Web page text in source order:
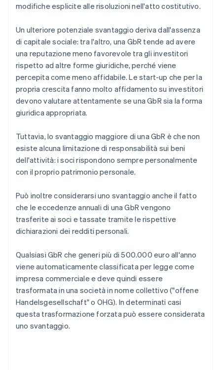
modifiche esplicite alle risoluzioni nell'atto costitutivo.
Un ulteriore potenziale svantaggio deriva dall'assenza
di capitale sociale: tra l'altro, una GbR tende ad avere
una reputazione meno favorevole tra gli investitori
rispetto ad altre forme giuridiche, perché viene
percepita come meno affidabile. Le start-up che per la
propria crescita fanno molto affidamento su investitori
devono valutare attentamente se una GbR sia la forma
giuridica appropriata.
Tuttavia, lo svantaggio maggiore di una GbR è che non
esiste alcuna limitazione di responsabilità sui beni
dell'attività: i soci rispondono sempre personalmente
con il proprio patrimonio personale.
Può inoltre considerarsi uno svantaggio anche il fatto
che le eccedenze annuali di una GbR vengono
trasferite ai soci e tassate tramite le rispettive
dichiarazioni dei redditi personali.
Qualsiasi GbR che generi più di 500.000 euro all'anno
viene automaticamente classificata per legge come
impresa commerciale e deve quindi essere
trasformata in una società in nome collettivo ("offene
Handelsgesellschaft" o OHG). In determinati casi
questa trasformazione forzata può essere considerata
uno svantaggio.